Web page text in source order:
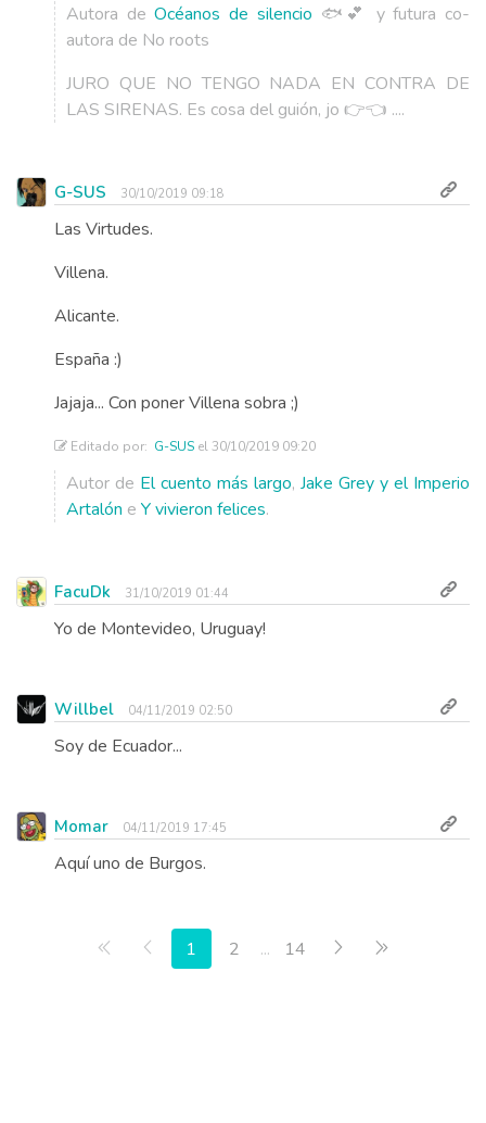
Autora deOcéanos de silencio 🐟💕 y futura co-
autora de No roots
JURO QUE NO TENGO NADA EN CONTRA DE
LAS SIRENAS. Es cosa del guión, jo 👉👈 ....
G-SUS 30/10/2019 09:18
Las Virtudes.
Villena.
Alicante.
España :)
Jajaja... Con poner Villena sobra ;)
Editado por: G-SUS el 30/10/2019 09:20
Autor de El cuento más largo, Jake Grey y el Imperio
Artalón e Y vivieron felices.
FacuDk 31/10/2019 01:44
Yo de Montevideo, Uruguay!
Willbel 04/11/2019 02:50
Soy de Ecuador...
Momar 04/11/2019 17:45
Aquí uno de Burgos.
Primera página
Anterior
1 2 ... 14 Siguiente